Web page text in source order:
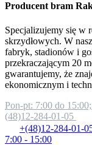
Producent bram
Specjalizujemy się w
skrzydłowych. W
fabryk, stadionów i
przekraczającym 20
gwarantujemy, że
ekonomicznym i
Pon-pt: 7:00 do 15:00;
(48)12-284-01-05
+(48)12-284-01-
7:00 - 15:00